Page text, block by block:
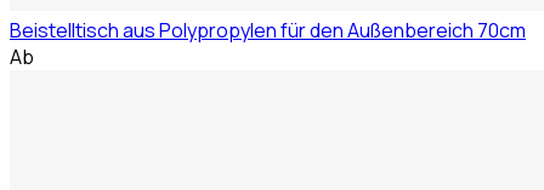
Beistelltisch aus Polypropylen für den Außenbereich 70cm
Ab